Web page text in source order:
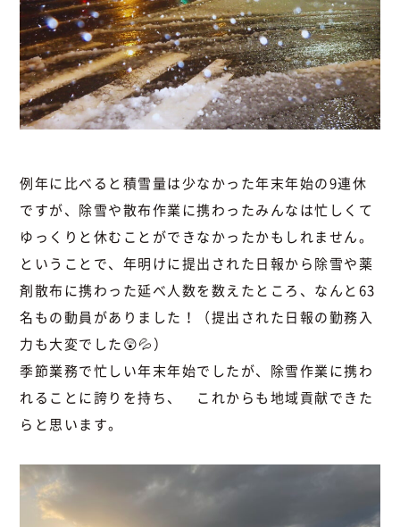
例年に比べると積雪量は少なかった年末年始の9連休
ですが、除雪や散布作業に携わったみんなは忙しくて
ゆっくりと休むことができなかったかもしれません。
ということで、年明けに提出された日報から除雪や薬
剤散布に携わった延べ人数を数えたところ、なんと63
名もの動員がありました！（提出された日報の勤務入
力も大変でした😲💦）
季節業務で忙しい年末年始でしたが、除雪作業に携わ
れることに誇りを持ち、 これからも地域貢献できた
らと思います。